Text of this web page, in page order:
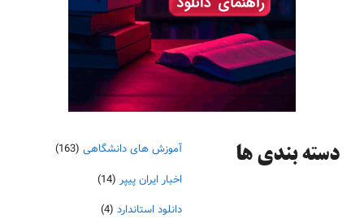
دسته‌ بندی ها آموزش های دانشگاهی (163)
اخبار ایران پیپر (14)
دانلود استاندارد (4)